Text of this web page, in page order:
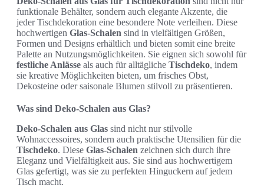
funktionale Behälter, sondern auch elegante Akzente, die
jeder Tischdekoration eine besondere Note verleihen. Diese
hochwertigen Glas-Schalen sind in vielfältigen Größen,
Formen und Designs erhältlich und bieten somit eine breite
Palette an Nutzungsmöglichkeiten. Sie eignen sich sowohl für
festliche Anlässe als auch für alltägliche Tischdeko, indem
sie kreative Möglichkeiten bieten, um frisches Obst,
Dekosteine oder saisonale Blumen stilvoll zu präsentieren.
Was sind Deko-Schalen aus Glas?
Deko-Schalen aus Glas sind nicht nur stilvolle
Wohnaccessoires, sondern auch praktische Utensilien für die
Tischdeko. Diese Glas-Schalen zeichnen sich durch ihre
Eleganz und Vielfältigkeit aus. Sie sind aus hochwertigem
Glas gefertigt, was sie zu perfekten Hinguckern auf jedem
Tisch macht.